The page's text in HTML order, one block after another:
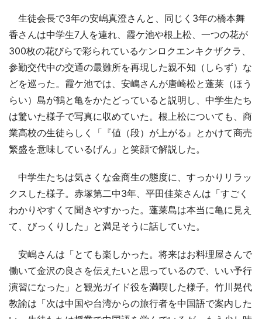
生徒会長で3年の安嶋真澄さんと、同じく3年の橋本舞
香さんは中学生7人を連れ、霞ケ池や根上松、一つの花が
300枚の花びらで彩られているケンロクエンキクザクラ、
参勤交代中の交通の最難所を再現した親不知（しらず）な
どを巡った。霞ケ池では、安嶋さんが唐崎松と蓬莱（ほう
らい）島が鶴と亀をかたどっていると説明し、中学生たち
は驚いた様子で写真に収めていた。根上松についても、商
業高校の生徒らしく「『値（段）が上がる』とかけて商売
繁盛を意味しているげん」と笑顔で解説した。
中学生たちは気さくな金商生の態度に、すっかりリラッ
クスした様子。赤塚第二中3年、平田佳菜さんは「すごく
わかりやすくて聞きやすかった。蓬莱島は本当に亀に見え
て、びっくりした」と満足そうに話していた。
安嶋さんは「とても楽しかった。将来はお料理屋さんで
働いて金沢の良さを伝えたいと思っているので、いい予行
演習になった」と観光ガイド役を満喫した様子。竹川晃代
教諭は「次は中国や台湾からの旅行者を中国語で案内した